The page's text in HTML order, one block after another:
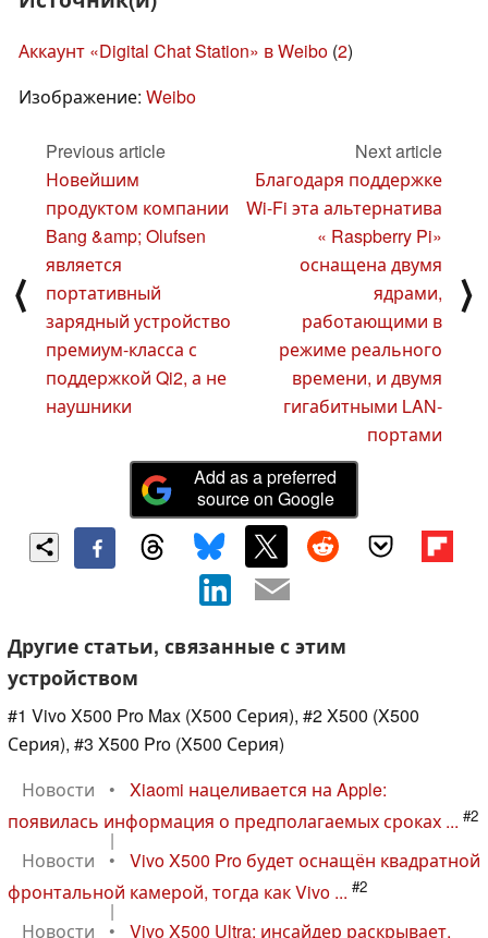
Аккаунт «Digital Chat Station» в Weibo (2)
Изображение: Weibo
⟨
Previous article
Новейшим
продуктом компании
Bang &amp; Olufsen
является
портативный
зарядный устройство
премиум-класса с
поддержкой Qi2, а не
наушники
Next article
Благодаря поддержке
Wi-Fi эта альтернатива
« Raspberry Pi»
оснащена двумя
ядрами,
работающими в
режиме реального
времени, и двумя
гигабитными LAN-
портами
⟩
Add as a preferred
source on Google
Другие статьи, связанные с этим
устройством
#1 Vivo X500 Pro Max (X500 Серия), #2 X500 (X500
Серия), #3 X500 Pro (X500 Серия)
Новости
•
Xiaomi нацеливается на Apple:
появилась информация о предполагаемых сроках ... #2
|
Новости
•
Vivo X500 Pro будет оснащён квадратной
фронтальной камерой, тогда как Vivo ... #2
|
Новости
• Vivo X500 Ultra: инсайдер раскрывает,